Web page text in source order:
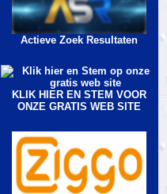
Actieve Zoek Resultaten
KLIK HIER EN STEM VOOR
ONZE GRATIS WEB SITE